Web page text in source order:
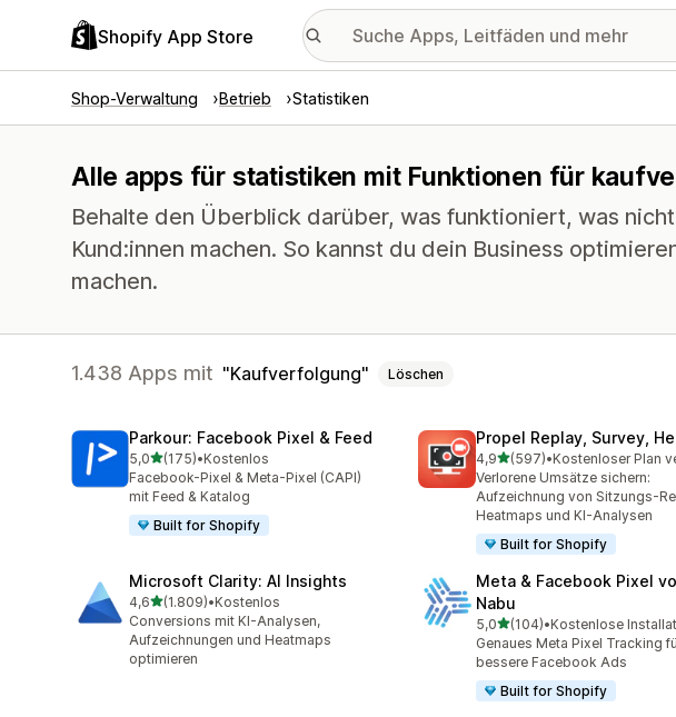
Shopify App Store
Shop-Verwaltung Betrieb Statistiken
Alle apps für statistiken mit Funktionen für
Behalte den Überblick darüber, was funktioniert, was
Kund:innen machen. So kannst du dein Business
machen.
1.438 Apps mit Kaufverfolgung Löschen
Parkour: Facebook Pixel & Feed
5,0von 5 Sternen
(175)
175 Rezensionen insgesamt
•Kostenlos
Facebook-Pixel & Meta-Pixel (CAPI)
mit Feed & Katalog
Built for Shopify
Propel Replay, Survey,
4,9von 5 Sternen
(597)
597 Rezensionen insgesamt
•Kostenloser Plan
Verlorene Umsätze sichern:
Aufzeichnung von Sitzungs-
Heatmaps und KI-Analysen
Built for Shopify
Microsoft Clarity: AI Insights
4,6von 5 Sternen
(1.809)
1809 Rezensionen insgesamt
•Kostenlos
Conversions mit KI-Analysen,
Aufzeichnungen und Heatmaps
optimieren
Meta & Facebook Pixel
Nabu
5,0von 5 Sternen
(104)
104 Rezensionen insgesamt
•Kostenlose
Genaues Meta Pixel Tracking
bessere Facebook Ads
Built for Shopify